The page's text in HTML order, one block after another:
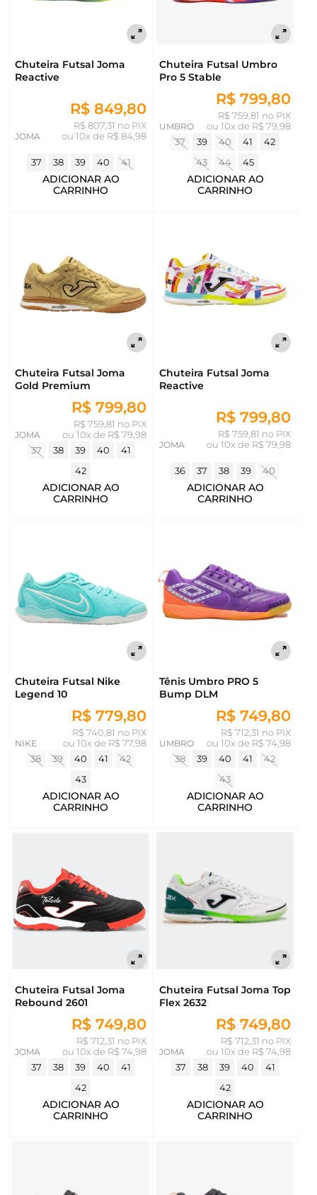
Chuteira Futsal Joma
Reactive
R$ 849,80
R$ 807,31 no PIX
ou 10x de R$ 84,98
JOMA
37 38 39 40 41
ADICIONAR AO
CARRINHO
Chuteira Futsal Umbro
Pro 5 Stable
R$ 799,80
R$ 759,81 no PIX
ou 10x de R$ 79,98
UMBRO
37
39 40 41
42
43
44 45
ADICIONAR AO
CARRINHO
Chuteira Futsal Joma
Gold Premium
R$ 799,80
R$ 759,81 no PIX
ou 10x de R$ 79,98
JOMA
37
38 39 40
41
42
ADICIONAR AO
CARRINHO
Chuteira Futsal Joma
Reactive
R$ 799,80
R$ 759,81 no PIX
ou 10x de R$ 79,98
JOMA
36 37 38 39 40
ADICIONAR AO
CARRINHO
Chuteira Futsal Nike
Legend 10
R$ 779,80
R$ 740,81 no PIX
ou 10x de R$ 77,98
NIKE
38
39 40 41
42
43
ADICIONAR AO
CARRINHO
Tênis Umbro PRO 5
Bump DLM
R$ 749,80
R$ 712,31 no PIX
ou 10x de R$ 74,98
UMBRO
38
39 40 41
42
43
ADICIONAR AO
CARRINHO
Chuteira Futsal Joma
Rebound 2601
R$ 749,80
R$ 712,31 no PIX
ou 10x de R$ 74,98
JOMA
37
38 39 40
41
42
ADICIONAR AO
CARRINHO
Chuteira Futsal Joma Top
Flex 2632
R$ 749,80
R$ 712,31 no PIX
ou 10x de R$ 74,98
JOMA
37
38 39 40
41
42
ADICIONAR AO
CARRINHO